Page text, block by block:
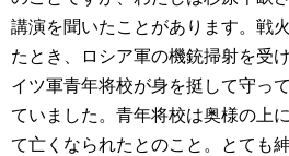
講演を聞いたことがあります。戦
たとき、ロシア軍の機銃掃射を受
イツ軍青年将校が身を挺して守っ
ていました。青年将校は奥様の上
て亡くなられたとのこと。とても